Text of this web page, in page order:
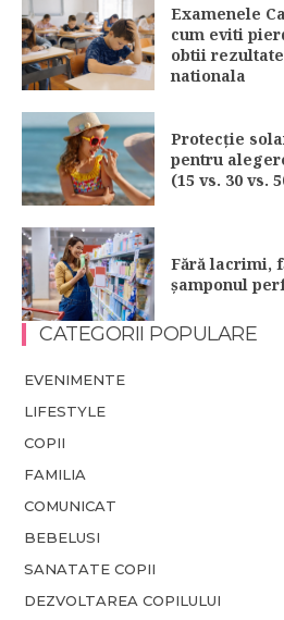
Examenele
cum eviti
obtii
nationala
Protecție
pentru
(15 vs. 30 vs.
Fără lacrimi,
șamponul
CATEGORII POPULARE
EVENIMENTE
LIFESTYLE
COPII
FAMILIA
COMUNICAT
BEBELUSI
SANATATE COPII
DEZVOLTAREA COPILULUI